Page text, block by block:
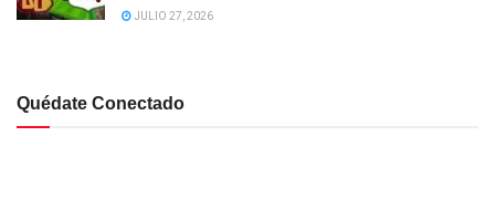
JULIO 27, 2026
Quédate Conectado